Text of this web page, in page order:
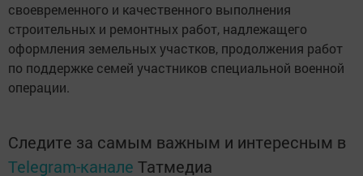
своевременного и качественного выполнения
строительных и ремонтных работ, надлежащего
оформления земельных участков, продолжения работ
по поддержке семей участников специальной военной
операции.
Следите за самым важным и интересным в
Telegram-канале Татмедиа